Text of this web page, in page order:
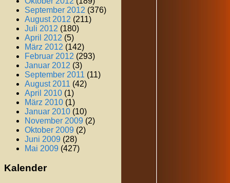
September 2012 (376)
August 2012 (211)
Juli 2012 (180)
April 2012 (5)
März 2012 (142)
Februar 2012 (293)
Januar 2012 (3)
September 2011 (11)
August 2011 (42)
April 2010 (1)
März 2010 (1)
Januar 2010 (10)
November 2009 (2)
Oktober 2009 (2)
Juni 2009 (28)
Mai 2009 (427)
Kalender